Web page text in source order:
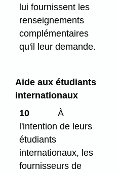
lui fournissent les
renseignements
complémentaires
qu'il leur demande.
Aide aux étudiants
internationaux
10
À
l'intention de leurs
étudiants
internationaux, les
fournisseurs de